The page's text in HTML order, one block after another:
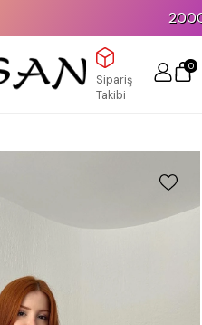
2000
Sipariş
Takibi
0